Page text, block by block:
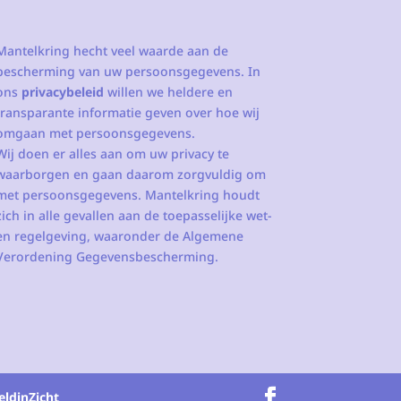
hecht veel waarde aan de
van uw persoonsgegevens. In
privacybeleid willen we heldere en
informatie geven over hoe wij
met persoonsgegevens.
doen er alles aan om uw privacy te
en gaan daarom zorgvuldig om
persoonsgegevens. Mantelkring houdt
in alle gevallen aan de toepasselijke wet-
regelgeving, waaronder de Algemene
Gegevensbescherming.